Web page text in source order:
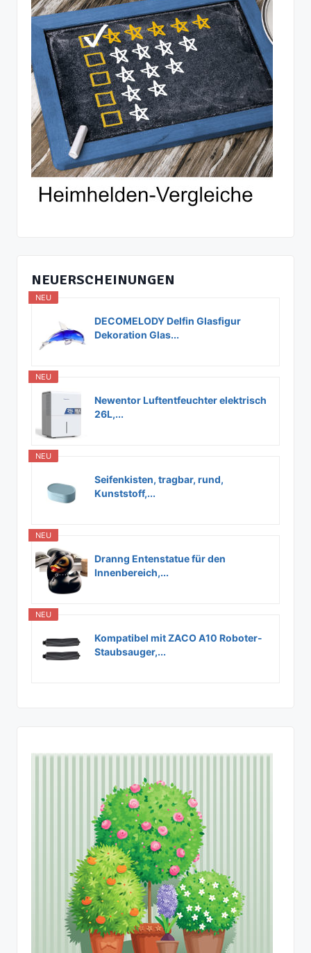
NEUERSCHEINUNGEN
NEU
DECOMELODY Delfin Glasfigur
Dekoration Glas...
NEU
Newentor Luftentfeuchter elektrisch
26L,...
NEU
Seifenkisten, tragbar, rund,
Kunststoff,...
NEU
Dranng Entenstatue für den
Innenbereich,...
NEU
Kompatibel mit ZACO A10 Roboter-
Staubsauger,...